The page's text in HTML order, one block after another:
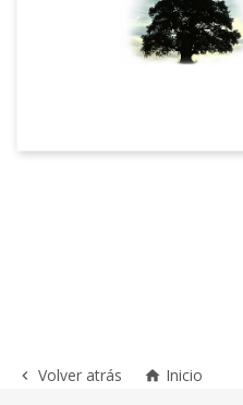
 Volver atrás  Inicio